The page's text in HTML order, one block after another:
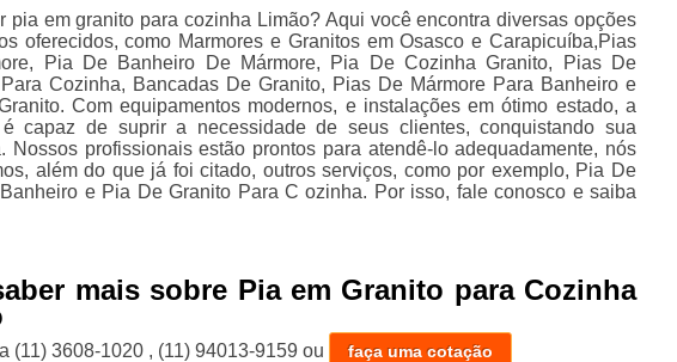
pia em granito para cozinha Limão? Aqui você encontra diversas opções
oferecidos, como Marmores e Granitos em Osasco e Carapicuíba,Pias
Pia De Banheiro De Mármore, Pia De Cozinha Granito, Pias De
Para Cozinha, Bancadas De Granito, Pias De Mármore Para Banheiro e
Com equipamentos modernos, e instalações em ótimo estado, a
é capaz de suprir a necessidade de seus clientes, conquistando sua
Nossos profissionais estão prontos para atendê-lo adequadamente, nós
além do que já foi citado, outros serviços, como por exemplo, Pia De
Banheiro e Pia De Granito Para C ozinha. Por isso, fale conosco e saiba
mais sobre Pia em Granito para Cozinha
(11) 3608-1020 , (11) 94013-9159 ou faça uma cotação